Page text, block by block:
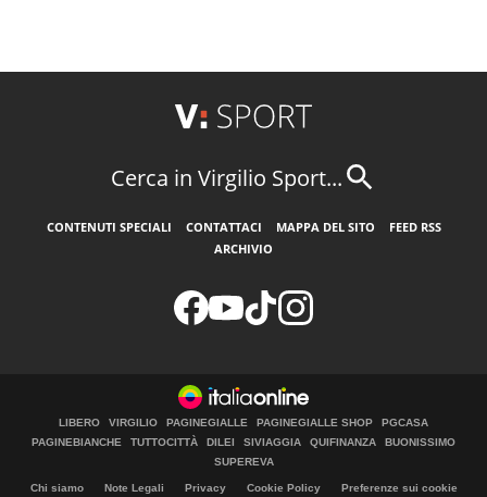
Cerca in Virgilio Sport...
CONTENUTI SPECIALI CONTATTACI MAPPA DEL SITO
FEED RSS
ARCHIVIO
LIBERO VIRGILIO PAGINEGIALLE PAGINEGIALLE SHOP
PGCASA
PAGINEBIANCHE
TUTTOCITTÀ DILEI SIVIAGGIA QUIFINANZA
BUONISSIMO
SUPEREVA
Chi siamo Note Legali Privacy Cookie Policy Preferenze sui cookie